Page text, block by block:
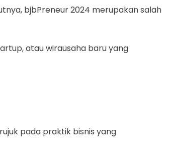
bjbPreneur 2024 merupakan salah
atau wirausaha baru yang
pada praktik bisnis yang